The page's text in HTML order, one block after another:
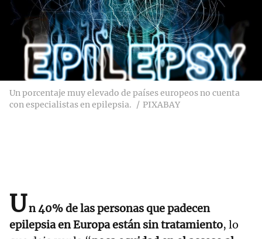
Un porcentaje muy elevado de países europeos no cuenta
con especialistas en epilepsia.
PIXABAY
Un 40% de las personas que padecen
epilepsia en Europa están sin tratamiento, lo